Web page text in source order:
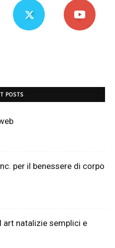
POSTS
per il benessere di corpo
art natalizie semplici e